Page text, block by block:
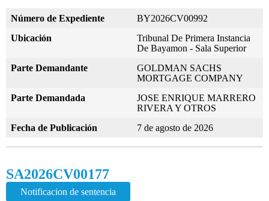
Número de Expediente
BY2026CV00992
Ubicación
Tribunal De Primera Instancia
De Bayamon - Sala Superior
Parte Demandante
GOLDMAN SACHS
MORTGAGE COMPANY
Parte Demandada
JOSE ENRIQUE MARRERO
RIVERA Y OTROS
Fecha de Publicación
7 de agosto de 2026
SA2026CV00177
Notificacion de sentencia